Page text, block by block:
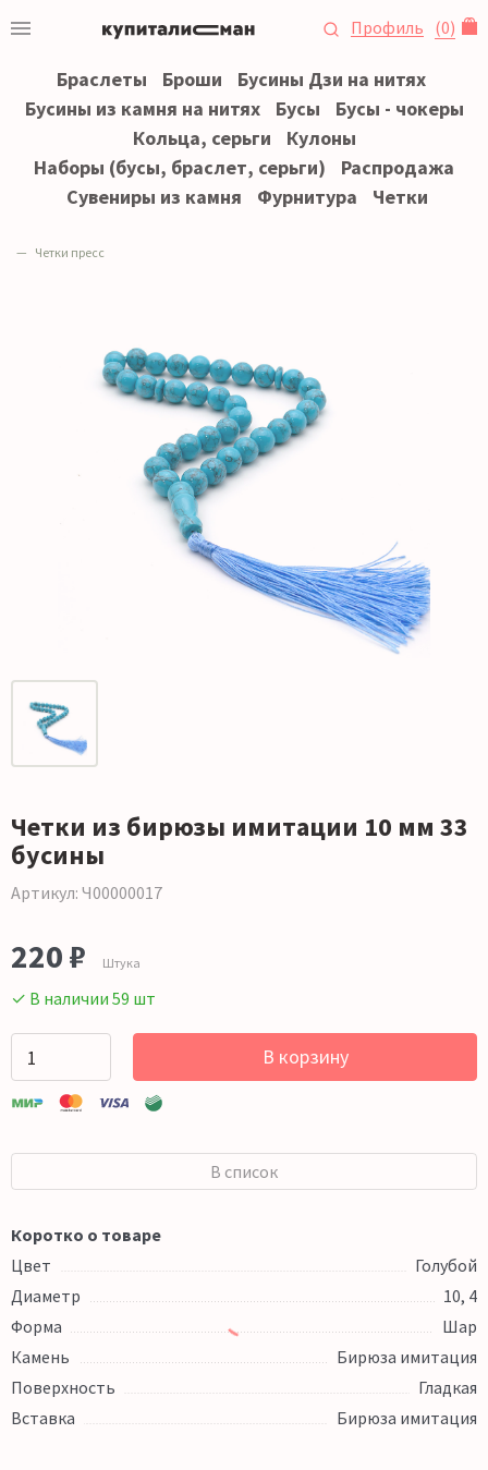
Профиль (0)
Браслеты Броши
Бусины Дзи на нитях
Бусины из камня на нитях
Бусы
Бусы - чокеры
Кольца, серьги
Кулоны
Наборы (бусы, браслет, серьги)
Распродажа
Сувениры из камня
Фурнитура Четки
Четки пресс
Четки из бирюзы имитации 10 мм 33
бусины
Артикул: Ч00000017
220 ₽ Штука
✓ В наличии 59 шт
В корзину
В список
Коротко о товаре
Цвет
Голубой
Диаметр
10, 4
Форма
Шар
Камень
Бирюза имитация
Поверхность
Гладкая
Вставка
Бирюза имитация